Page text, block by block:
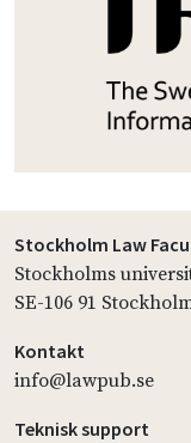
Stockholm Law
Stockholms
SE-106 91
Kontakt
info@lawpub.se
Teknisk support